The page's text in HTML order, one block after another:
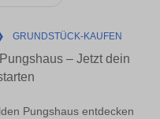
GRUNDSTÜCK-KAUFEN
– Jetzt dein
Pungshaus entdecken